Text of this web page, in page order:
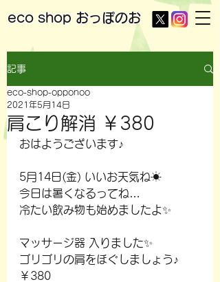
eco shop おっぽのお
記事
肩こり解消 ￥380
eco-shop-opponoo
2021年5月14日
おはようございます♪
5月14日(金) いいお天気ね☀
今日は暑くなるってね…
冷たい飲み物も始めましたよ✨
マッサージ器 入りました✨
ゴリゴリの肩をほぐしましょう♪
￥380